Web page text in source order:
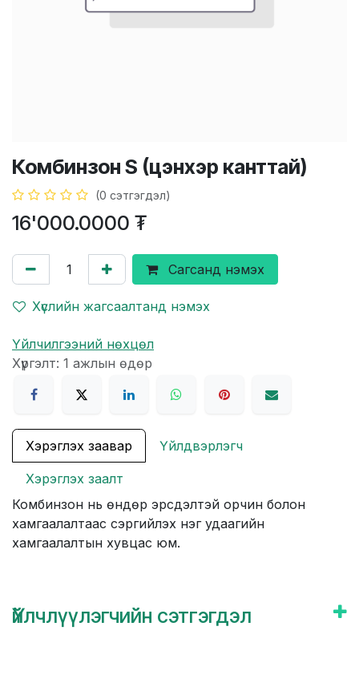
Комбинзон S (цэнхэр канттай)
(0 сэтгэгдэл)
16'000.0000 ₮
Сагсанд нэмэх
Хүслийн жагсаалтанд нэмэх
Үйлчилгээний нөхцөл
Хүргэлт: 1 ажлын өдөр
Хэрэглэх заавар Үйлдвэрлэгч
Хэрэглэх заалт
Комбинзон нь өндөр эрсдэлтэй орчин болон
хамгаалалтаас сэргийлэх нэг удаагийн
хамгаалалтын хувцас юм.
Үйлчлүүлэгчийн сэтгэгдэл